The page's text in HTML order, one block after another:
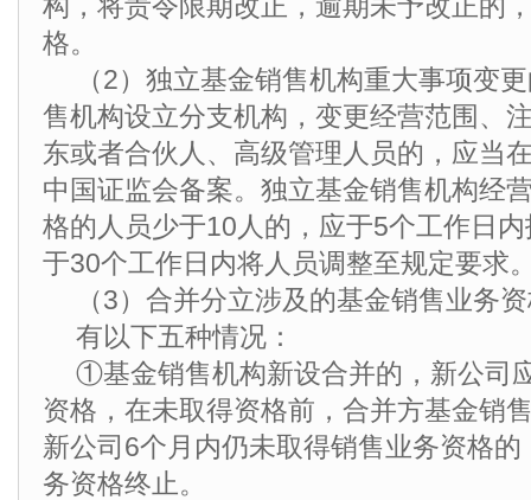
格。
（2）独立基金销售机构重大事项变
售机构设立分支机构，变更经营范围、
东或者合伙人、高级管理人员的，应当
中国证监会备案。独立基金销售机构经
格的人员少于10人的，应于5个工作日
于30个工作日内将人员调整至规定要求
（3）合并分立涉及的基金销售业务
有以下五种情况：
①基金销售机构新设合并的，新公司
资格，在未取得资格前，合并方基金销
新公司6个月内仍未取得销售业务资格
务资格终止。